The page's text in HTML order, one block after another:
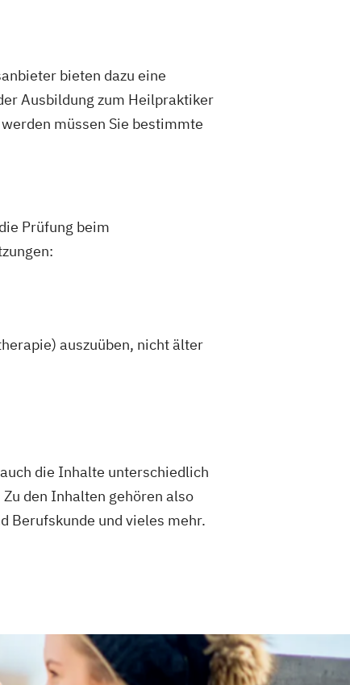
bieten dazu eine
Ausbildung zum Heilpraktiker
müssen Sie bestimmte
Prüfung beim
auszuüben, nicht älter
die Inhalte unterschiedlich
den Inhalten gehören also
Berufskunde und vieles mehr.